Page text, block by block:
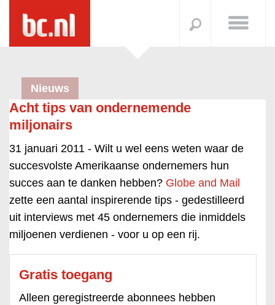
Nieuws
Acht tips van ondernemende
miljonairs
31 januari 2011 - Wilt u wel eens weten waar de
succesvolste Amerikaanse ondernemers hun
succes aan te danken hebben? Globe and Mail
zette een aantal inspirerende tips - gedestilleerd
uit interviews met 45 ondernemers die inmiddels
miljoenen verdienen - voor u op een rij.
Gratis toegang
Alleen geregistreerde abonnees hebben